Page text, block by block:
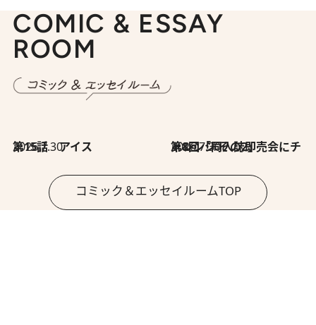
COMIC & ESSAY
ROOM
2026.7.30
第15話 アイス 2026.7.30
第8回「同人誌即売会にチャレンジ その2」
コミック＆エッセイルームTOP